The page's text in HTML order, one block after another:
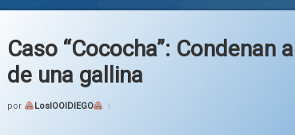
Caso “Cococha”:
de una gallina
por LosIOOIDIEGO